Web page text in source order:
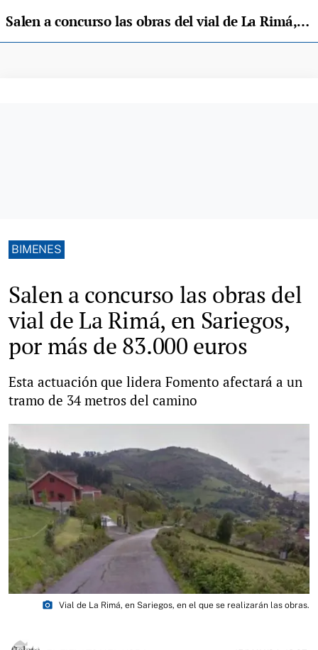
Salen a concurso las obras del vial de La Rimá, en Sariegos, por más de 83.000 euros
BIMENES
Salen a concurso las obras del
vial de La Rimá, en Sariegos,
por más de 83.000 euros
Esta actuación que lidera Fomento afectará a un
tramo de 34 metros del camino
photo_camera Vial de La Rimá, en Sariegos, en el que se realizarán las obras.